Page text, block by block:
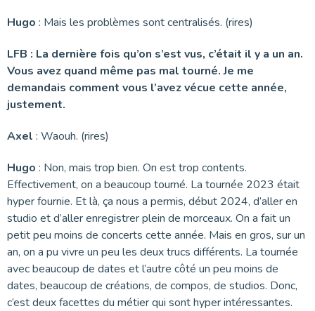
Hugo : Mais les problèmes sont centralisés. (rires)
LFB : La dernière fois qu’on s’est vus, c’était il y a un an.
Vous avez quand même pas mal tourné. Je me
demandais comment vous l’avez vécue cette année,
justement.
Axel : Waouh. (rires)
Hugo : Non, mais trop bien. On est trop contents.
Effectivement, on a beaucoup tourné. La tournée 2023 était
hyper fournie. Et là, ça nous a permis, début 2024, d’aller en
studio et d’aller enregistrer plein de morceaux. On a fait un
petit peu moins de concerts cette année. Mais en gros, sur un
an, on a pu vivre un peu les deux trucs différents. La tournée
avec beaucoup de dates et l’autre côté un peu moins de
dates, beaucoup de créations, de compos, de studios. Donc,
c’est deux facettes du métier qui sont hyper intéressantes.